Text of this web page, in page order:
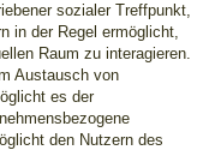
sozialer Treffpunkt,
in der Regel ermöglicht,
Raum zu interagieren.
Austausch von
es der
den Nutzern des